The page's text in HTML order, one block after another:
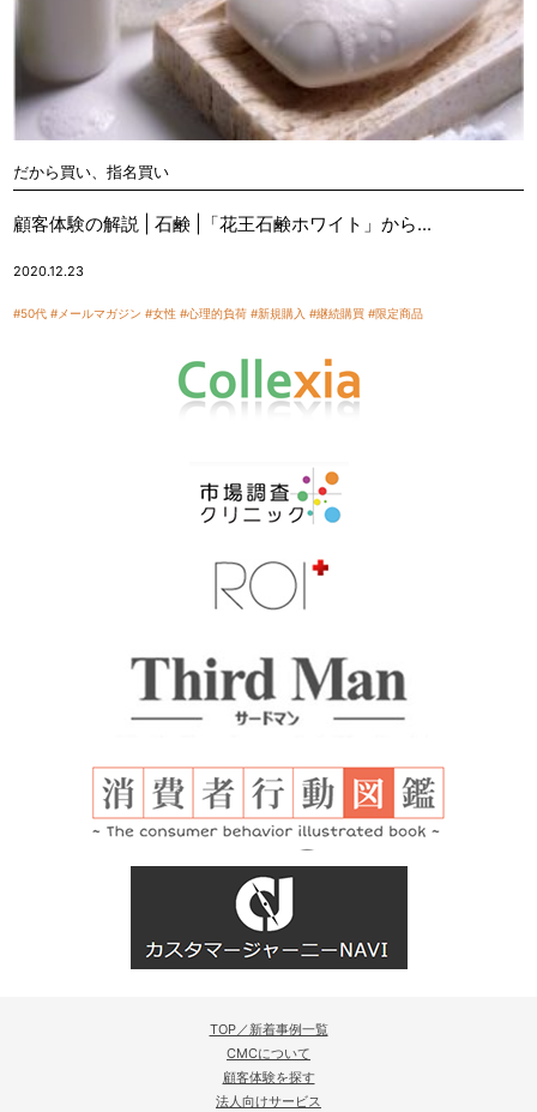
だから買い、指名買い
顧客体験の解説 | 石鹸 |「花王石鹸ホワイト」から...
2020.12.23
#50代 #メールマガジン #女性 #心理的負荷 #新規購入 #継続購買 #限定商品
TOP／新着事例一覧
CMCについて
顧客体験を探す
法人向けサービス